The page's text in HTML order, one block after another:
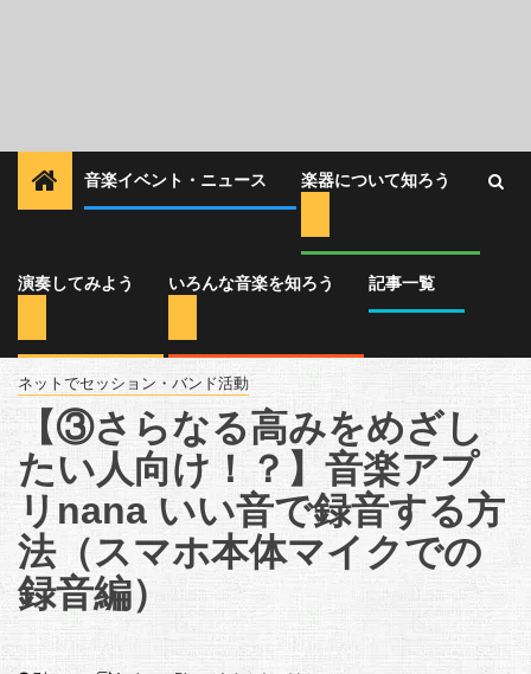
音楽イベント・ニュース 楽器について知ろう
演奏してみよう いろんな音楽を知ろう 記事一覧
ネットでセッション・バンド活動
【③さらなる高みをめざし
たい人向け！？】音楽アプ
リnana いい音で録音する方
法（スマホ本体マイクでの
録音編）